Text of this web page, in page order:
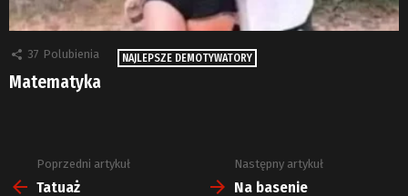
37 Polubienia NAJLEPSZE DEMOTYWATORY
Matematyka
Zobacz
więcej
Poprzedni artykuł
Tatuaż
Następny artykuł
Na basenie